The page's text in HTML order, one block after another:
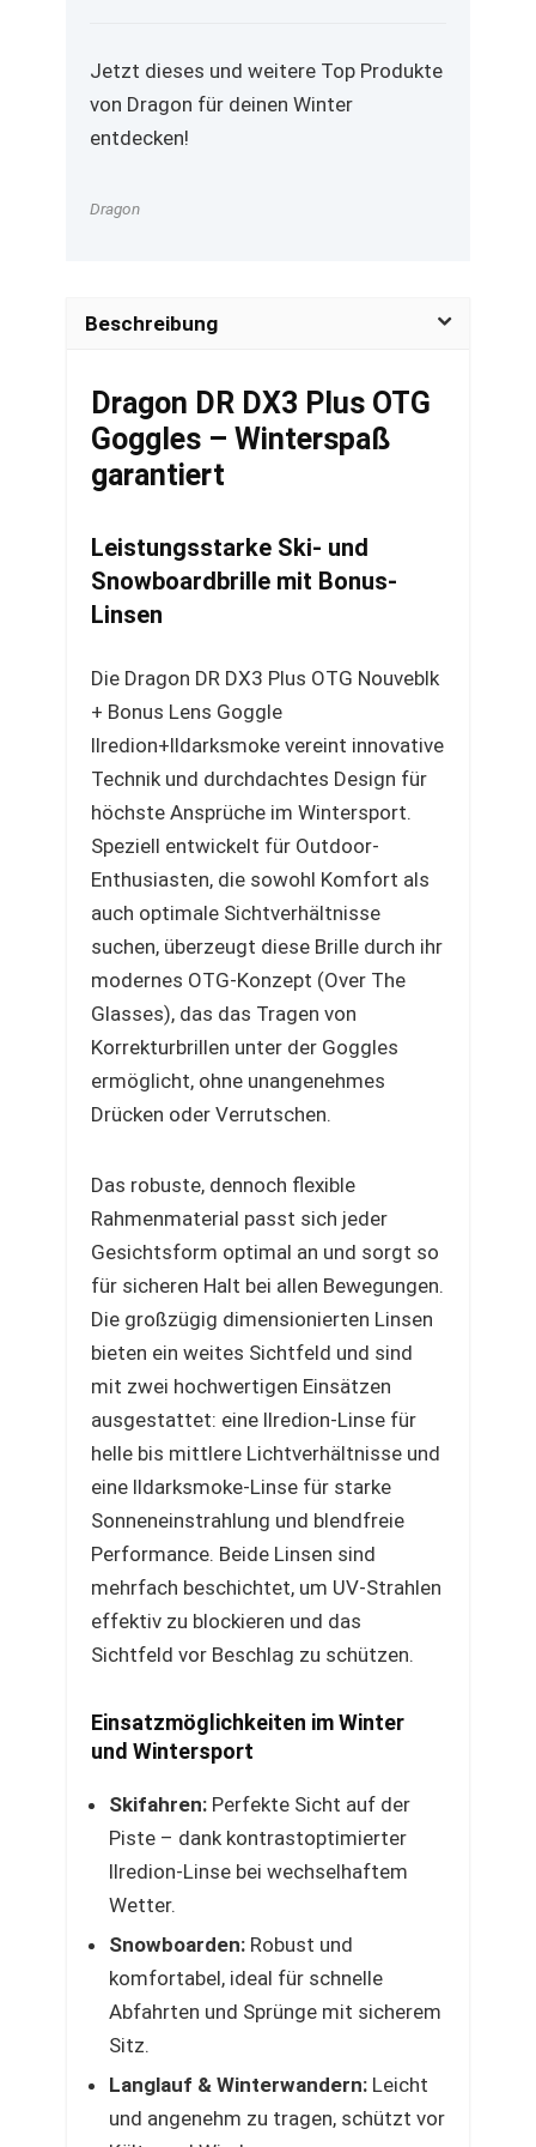
Jetzt dieses und weitere Top Produkte
von Dragon für deinen Winter
entdecken!
Dragon
Beschreibung
Dragon DR DX3 Plus OTG
Goggles – Winterspaß
garantiert
Leistungsstarke Ski- und
Snowboardbrille mit Bonus-
Linsen
Die Dragon DR DX3 Plus OTG Nouveblk
+ Bonus Lens Goggle
llredion+lldarksmoke vereint innovative
Technik und durchdachtes Design für
höchste Ansprüche im Wintersport.
Speziell entwickelt für Outdoor-
Enthusiasten, die sowohl Komfort als
auch optimale Sichtverhältnisse
suchen, überzeugt diese Brille durch ihr
modernes OTG-Konzept (Over The
Glasses), das das Tragen von
Korrekturbrillen unter der Goggles
ermöglicht, ohne unangenehmes
Drücken oder Verrutschen.
Das robuste, dennoch flexible
Rahmenmaterial passt sich jeder
Gesichtsform optimal an und sorgt so
für sicheren Halt bei allen Bewegungen.
Die großzügig dimensionierten Linsen
bieten ein weites Sichtfeld und sind
mit zwei hochwertigen Einsätzen
ausgestattet: eine llredion-Linse für
helle bis mittlere Lichtverhältnisse und
eine lldarksmoke-Linse für starke
Sonneneinstrahlung und blendfreie
Performance. Beide Linsen sind
mehrfach beschichtet, um UV-Strahlen
effektiv zu blockieren und das
Sichtfeld vor Beschlag zu schützen.
Einsatzmöglichkeiten im Winter
und Wintersport
Skifahren: Perfekte Sicht auf der
Piste – dank kontrastoptimierter
llredion-Linse bei wechselhaftem
Wetter.
Snowboarden: Robust und
komfortabel, ideal für schnelle
Abfahrten und Sprünge mit sicherem
Sitz.
Langlauf & Winterwandern: Leicht
und angenehm zu tragen, schützt vor